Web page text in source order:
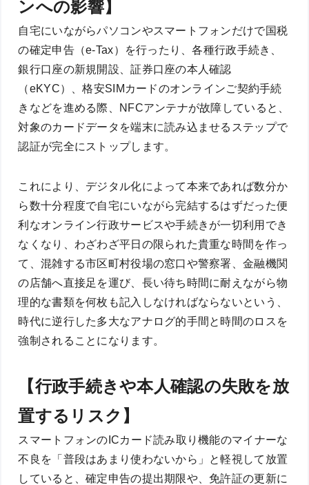
ンへの影響】
自宅にいながらパソコンやスマートフォンだけで国税
の確定申告（e-Tax）を行ったり、各種行政手続き、
銀行口座の新規開設、証券口座の本人確認
（eKYC）、格安SIMカードのオンラインご契約手続
きなどを進める際、NFCアンテナが故障していると、
対象のカードデータを端末に読み込ませるステップで
認証が完全にストップします。
これにより、デジタル化によって本来であれば数分か
ら数十分程度で自宅にいながら完結するはずだった便
利なオンライン行政サービスや手続きが一切利用でき
なくなり、わざわざ平日の限られた貴重な時間を作っ
て、混雑する市区町村役場の窓口や警察署、金融機関
の店舗へ直接足を運び、長い待ち時間に耐えながら物
理的な書類を何枚も記入しなければならないという、
時代に逆行した多大なアナログ的手間と時間のロスを
強制されることになります。
【行政手続きや本人確認の失敗を放
置するリスク】
スマートフォンのICカード読み取り機能のマイナーな
不良を「普段はあまり使わないから」と軽視して放置
していると、確定申告の提出期限や、免許証の更新に